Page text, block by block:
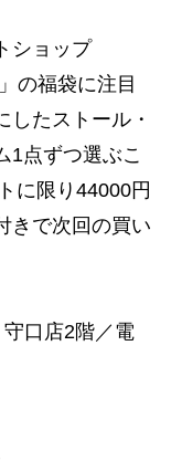
ショップ
の福袋に注目
たストール・
1点ずつ選ぶこ
に限り44000円
きで次回の買い
口店2階／電